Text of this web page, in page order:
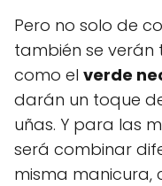
Pero no solo de
también se verán
como el verde
darán un toque
uñas. Y para las
será combinar
misma manicura,